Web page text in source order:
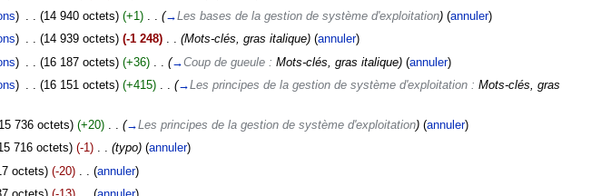
) . . (14 940 octets) (+1)‎ . . (→Les bases de la gestion de système d'exploitation)(annuler)
) . . (14 939 octets) (-1 248)‎ . . (Mots-clés, gras italique)(annuler)
) (16 187 octets) (+36)‎ (→Coup de gueule : Mots-clés, gras italique)(annuler)
) . . (16 151 octets) (+415)‎ . . (→Les principes de la gestion de système d'exploitation : Mots-clés, gras
736 octets) (+20)‎ . . (→Les principes de la gestion de système d'exploitation)(annuler)
716 octets) (-1)‎ . . (typo)(annuler)
octets) (-20)‎ (annuler)